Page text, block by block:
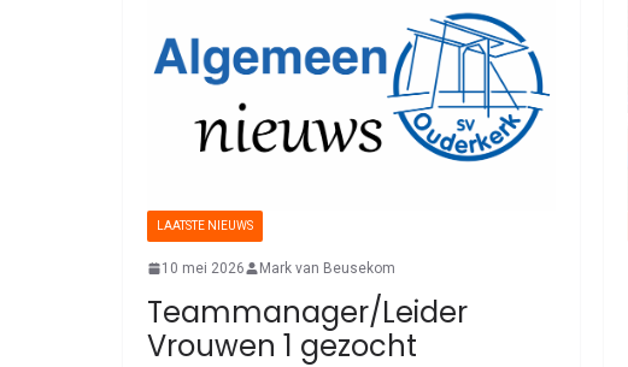
LAATSTE NIEUWS
10 mei 2026 Mark van Beusekom
Teammanager/Leider
Vrouwen 1 gezocht